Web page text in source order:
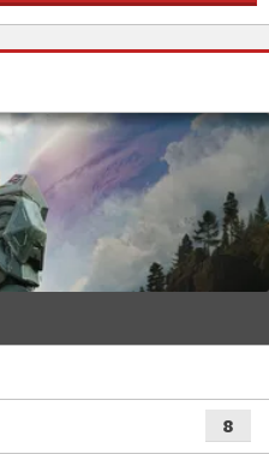
8